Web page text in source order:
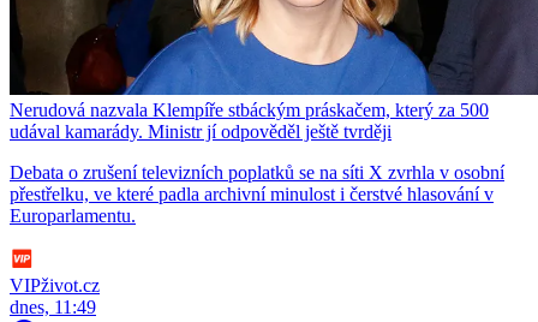
Nerudová nazvala Klempíře stbáckým práskačem, který za 500
udával kamarády. Ministr jí odpověděl ještě tvrději
Debata o zrušení televizních poplatků se na síti X zvrhla v osobní
přestřelku, ve které padla archivní minulost i čerstvé hlasování v
Europarlamentu.
VIPživot.cz
dnes, 11:49